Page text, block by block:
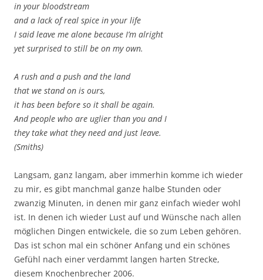
in your bloodstream
and a lack of real spice in your life
I said leave me alone because I’m alright
yet surprised to still be on my own.
A rush and a push and the land
that we stand on is ours,
it has been before so it shall be again.
And people who are uglier than you and I
they take what they need and just leave.
(Smiths)
Langsam, ganz langam, aber immerhin komme ich wieder
zu mir, es gibt manchmal ganze halbe Stunden oder
zwanzig Minuten, in denen mir ganz einfach wieder wohl
ist. In denen ich wieder Lust auf und Wünsche nach allen
möglichen Dingen entwickele, die so zum Leben gehören.
Das ist schon mal ein schöner Anfang und ein schönes
Gefühl nach einer verdammt langen harten Strecke,
diesem Knochenbrecher 2006.